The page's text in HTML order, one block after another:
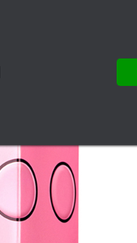
Фирменный стиль